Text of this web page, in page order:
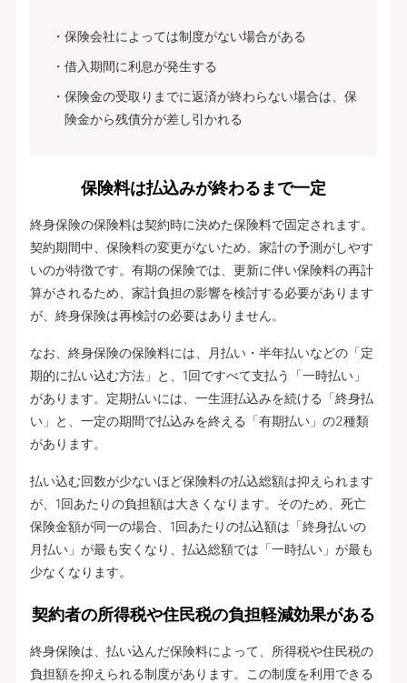
保険会社によっては制度がない場合がある
借入期間に利息が発生する
保険金の受取りまでに返済が終わらない場合は、保
険金から残債分が差し引かれる
保険料は払込みが終わるまで一定
終身保険の保険料は契約時に決めた保険料で固定されます。
契約期間中、保険料の変更がないため、家計の予測がしやす
いのが特徴です。有期の保険では、更新に伴い保険料の再計
算がされるため、家計負担の影響を検討する必要があります
が、終身保険は再検討の必要はありません。
なお、終身保険の保険料には、月払い・半年払いなどの「定
期的に払い込む方法」と、1回ですべて支払う「一時払い」
があります。定期払いには、一生涯払込みを続ける「終身払
い」と、一定の期間で払込みを終える「有期払い」の2種類
があります。
払い込む回数が少ないほど保険料の払込総額は抑えられます
が、1回あたりの負担額は大きくなります。そのため、死亡
保険金額が同一の場合、1回あたりの払込額は「終身払いの
月払い」が最も安くなり、払込総額では「一時払い」が最も
少なくなります。
契約者の所得税や住民税の負担軽減効果がある
終身保険は、払い込んだ保険料によって、所得税や住民税の
負担額を抑えられる制度があります。この制度を利用できる